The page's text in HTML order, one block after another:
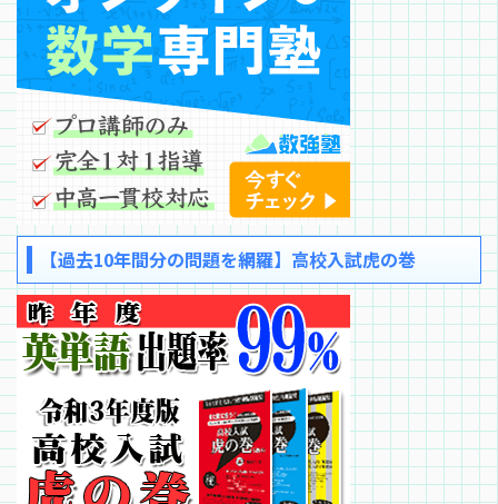
【過去10年間分の問題を網羅】高校入試虎の巻